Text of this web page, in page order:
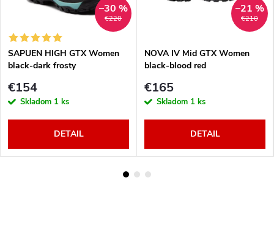
€220
–30 %
SAPUEN HIGH GTX Women
black-dark frosty
€154
Skladom 1 ks
DETAIL
€210
–21 %
NOVA IV Mid GTX Women
black-blood red
€165
Skladom 1 ks
DETAIL